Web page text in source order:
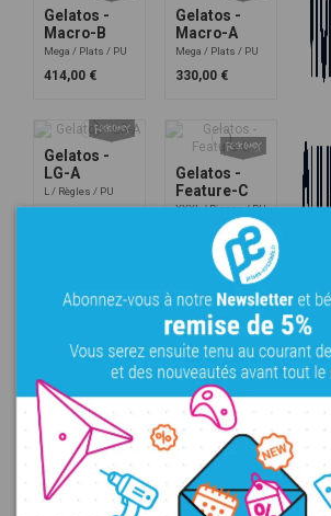
Gelatos -
Macro-B
Mega Plats PU
414,00 €
Gelatos -
Macro-A
Mega Plats PU
330,00 €
Gelatos -
LG-A
L Règles PU
Gelatos -
Feature-C
XXXL Pinces PU
150,00 €
Feature-B
PU
204,00 €
Gelatos -
Feature-A
XXXL Pinces PU
177,00 €
Wave
Runners XL-
Wave
Runners LG-